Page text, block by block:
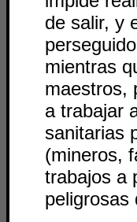
de salir, y
mientras
maestros,
a trabajar
sanitarias
(mineros,
trabajos a
peligrosas